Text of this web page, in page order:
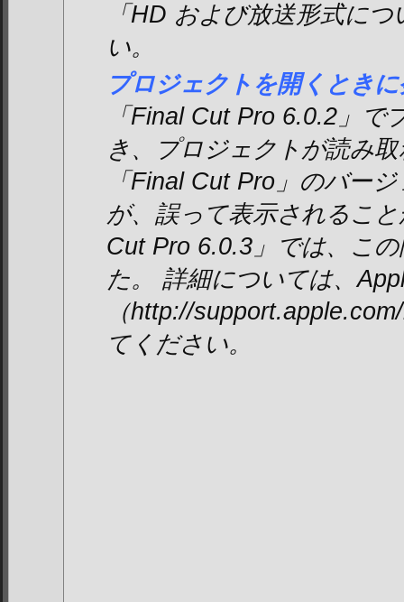
「HD および放送形式に
い。
プロジェクトを開くとき
「Final Cut Pro 6.0.2」で
き、プロジェクトが読み
「Final Cut Pro」のバー
が、誤って表示されるこ
Cut Pro 6.0.3」では、こ
た。 詳細については、
（http://
てください。